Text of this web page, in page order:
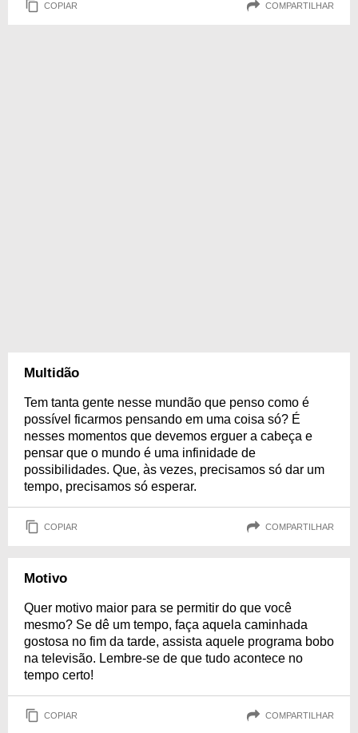
COPIAR COMPARTILHAR
Multidão
Tem tanta gente nesse mundão que penso como é
possível ficarmos pensando em uma coisa só? É
nesses momentos que devemos erguer a cabeça e
pensar que o mundo é uma infinidade de
possibilidades. Que, às vezes, precisamos só dar um
tempo, precisamos só esperar.
COPIAR COMPARTILHAR
Motivo
Quer motivo maior para se permitir do que você
mesmo? Se dê um tempo, faça aquela caminhada
gostosa no fim da tarde, assista aquele programa bobo
na televisão. Lembre-se de que tudo acontece no
tempo certo!
COPIAR COMPARTILHAR